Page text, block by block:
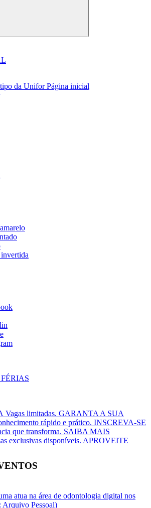
Página inicial
Vagas limitadas. GARANTA A SUA
rápido e prático. INSCREVA-SE
que transforma. SAIBA MAIS
exclusivas disponíveis. APROVEITE